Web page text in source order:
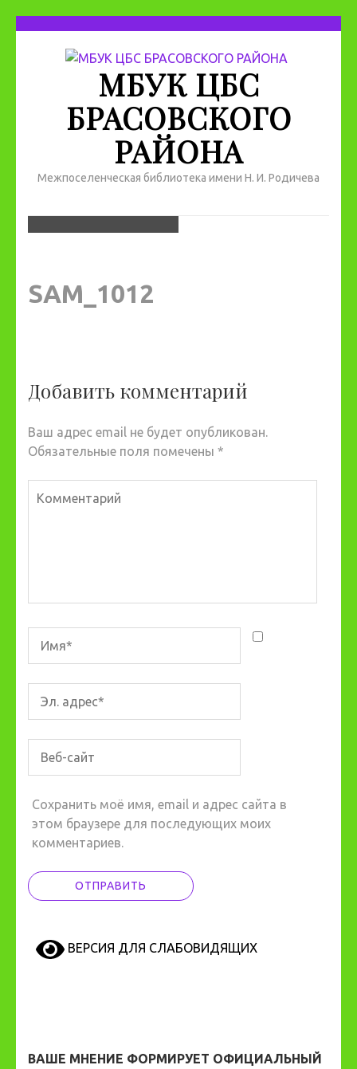
МБУК ЦБС
БРАСОВСКОГО
РАЙОНА
Межпоселенческая библиотека имени Н. И. Родичева
SAM_1012
Добавить комментарий
Ваш адрес email не будет опубликован.
Обязательные поля помечены *
Сохранить моё имя, email и адрес сайта в
этом браузере для последующих моих
комментариев.
ВЕРСИЯ ДЛЯ СЛАБОВИДЯЩИХ
ВАШЕ МНЕНИЕ ФОРМИРУЕТ ОФИЦИАЛЬНЫЙ